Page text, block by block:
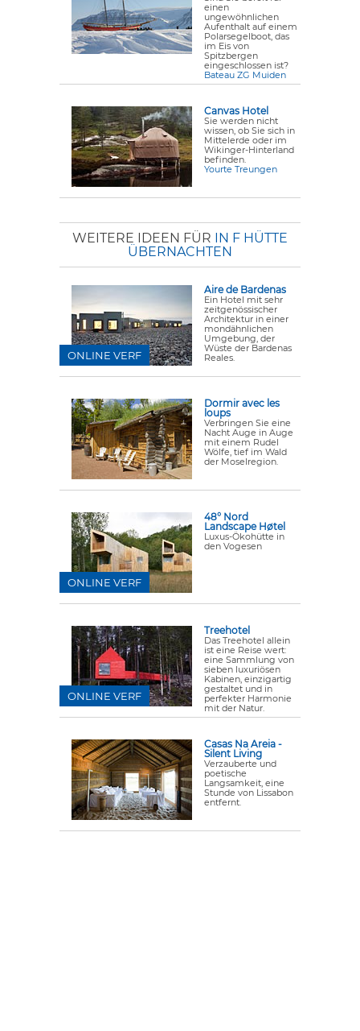
einen
ungewöhnlichen
Aufenthalt auf einem
Polarsegelboot, das
im Eis von
Spitzbergen
eingeschlossen ist?
Bateau ZG Muiden
Canvas Hotel
Sie werden nicht
wissen, ob Sie sich in
Mittelerde oder im
Wikinger-Hinterland
befinden.
Yourte Treungen
WEITERE IDEEN FÜR IN F HÜTTE
ÜBERNACHTEN
Aire de Bardenas
Ein Hotel mit sehr
zeitgenössischer
Architektur in einer
mondähnlichen
Umgebung, der
Wüste der Bardenas
Reales.
ONLINE VERF
Dormir avec les
loups
Verbringen Sie eine
Nacht Auge in Auge
mit einem Rudel
Wölfe, tief im Wald
der Moselregion.
48° Nord
Landscape Høtel
Luxus-Ökohütte in
den Vogesen
ONLINE VERF
Treehotel
Das Treehotel allein
ist eine Reise wert:
eine Sammlung von
sieben luxuriösen
Kabinen, einzigartig
gestaltet und in
perfekter Harmonie
mit der Natur.
ONLINE VERF
Casas Na Areia -
Silent Living
Verzauberte und
poetische
Langsamkeit, eine
Stunde von Lissabon
entfernt.